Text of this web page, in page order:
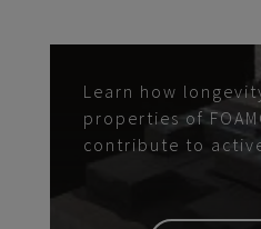
Learn how
properties of
contribute to